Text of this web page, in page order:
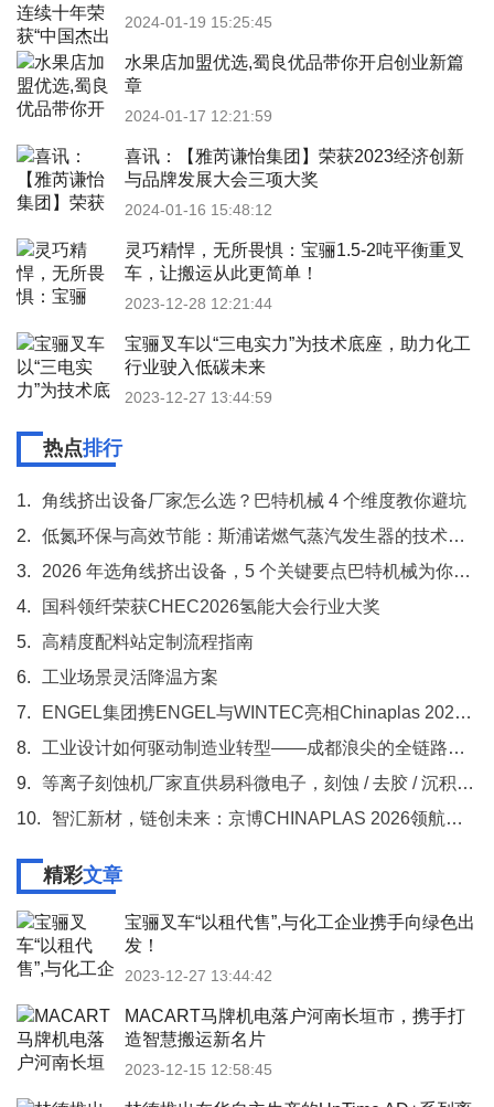
2024-01-19 15:25:45
水果店加盟优选,蜀良优品带你开启创业新篇
章
2024-01-17 12:21:59
喜讯：【雅芮谦怡集团】荣获2023经济创新
与品牌发展大会三项大奖
2024-01-16 15:48:12
灵巧精悍，无所畏惧：宝骊1.5-2吨平衡重叉
车，让搬运从此更简单！
2023-12-28 12:21:44
宝骊叉车以“三电实力”为技术底座，助力化工
行业驶入低碳未来
2023-12-27 13:44:59
热点排行
1.
角线挤出设备厂家怎么选？巴特机械 4 个维度教你避坑
2.
低氮环保与高效节能：斯浦诺燃气蒸汽发生器的技术突破
3.
2026 年选角线挤出设备，5 个关键要点巴特机械为你梳理
4.
国科领纤荣获CHEC2026氢能大会行业大奖
5.
高精度配料站定制流程指南
6.
工业场景灵活降温方案
7.
ENGEL集团携ENGEL与WINTEC亮相Chinaplas 2026，助力加工商提升效率、稳定性与成本控制
8.
工业设计如何驱动制造业转型——成都浪尖的全链路实践
9.
等离子刻蚀机厂家直供易科微电子，刻蚀 / 去胶 / 沉积设备
10.
智汇新材，链创未来：京博CHINAPLAS 2026领航登场，以“专精特新”定义产业升维新路径
精彩文章
宝骊叉车“以租代售”,与化工企业携手向绿色出
发！
2023-12-27 13:44:42
MACART马牌机电落户河南长垣市，携手打
造智慧搬运新名片
2023-12-15 12:58:45